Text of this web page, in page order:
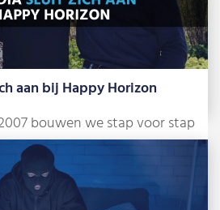
aan bij Happy Horizon
bouwen we stap voor stap
[…]